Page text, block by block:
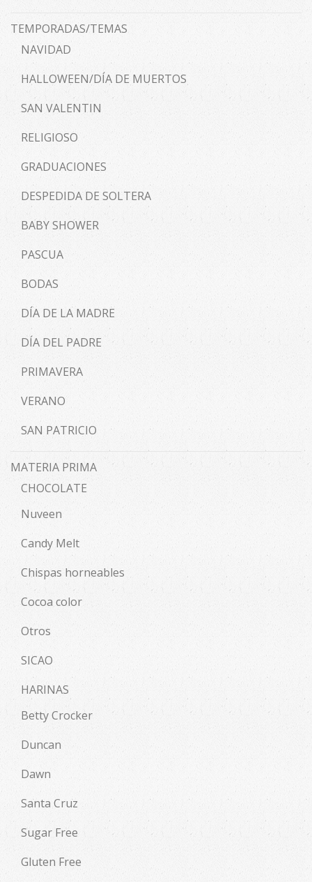
TEMPORADAS/TEMAS
NAVIDAD
HALLOWEEN/DÍA DE MUERTOS
SAN VALENTIN
RELIGIOSO
GRADUACIONES
DESPEDIDA DE SOLTERA
BABY SHOWER
PASCUA
BODAS
DÍA DE LA MADRE
DÍA DEL PADRE
PRIMAVERA
VERANO
SAN PATRICIO
MATERIA PRIMA
CHOCOLATE
Nuveen
Candy Melt
Chispas horneables
Cocoa color
Otros
SICAO
HARINAS
Betty Crocker
Duncan
Dawn
Santa Cruz
Sugar Free
Gluten Free